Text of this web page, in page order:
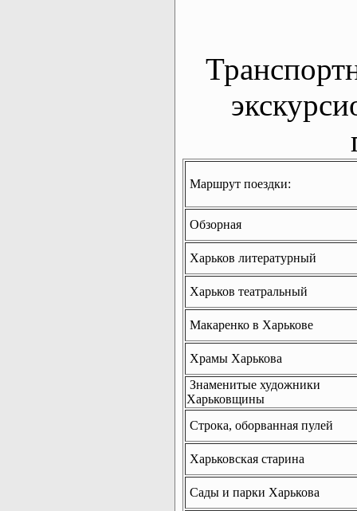
Маршрут поездки:
Обзорная
Харьков литературный
Харьков театральный
Макаренко в Харькове
Храмы Харькова
Знаменитые художники
Харьковщины
Строка, оборванная пулей
Харьковская старина
Сады и парки Харькова